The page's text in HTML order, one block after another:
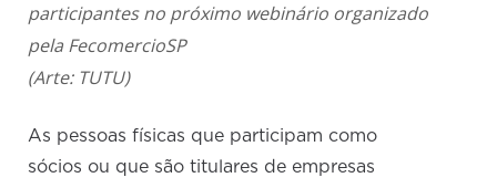
participantes no próximo webinário organizado
pela FecomercioSP
(Arte: TUTU)
As pessoas físicas que participam como
sócios ou que são titulares de empresas